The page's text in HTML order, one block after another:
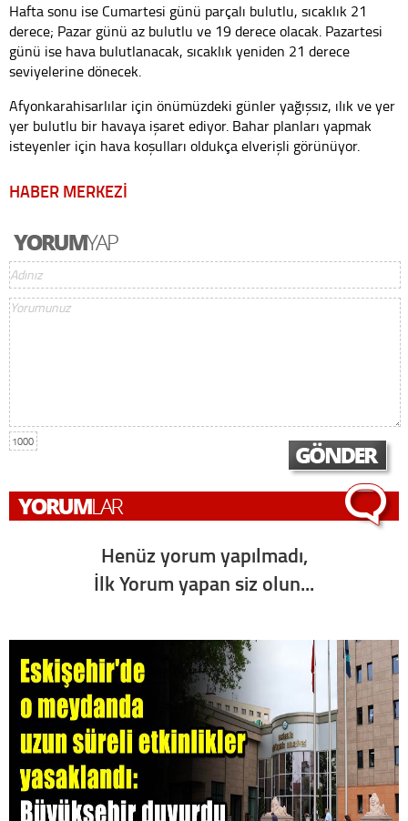
Hafta sonu ise Cumartesi günü parçalı bulutlu, sıcaklık 21
derece; Pazar günü az bulutlu ve 19 derece olacak. Pazartesi
günü ise hava bulutlanacak, sıcaklık yeniden 21 derece
seviyelerine dönecek.
Afyonkarahisarlılar için önümüzdeki günler yağışsız, ılık ve yer
yer bulutlu bir havaya işaret ediyor. Bahar planları yapmak
isteyenler için hava koşulları oldukça elverişli görünüyor.
HABER MERKEZİ
1000
Henüz yorum yapılmadı,
İlk Yorum yapan siz olun...